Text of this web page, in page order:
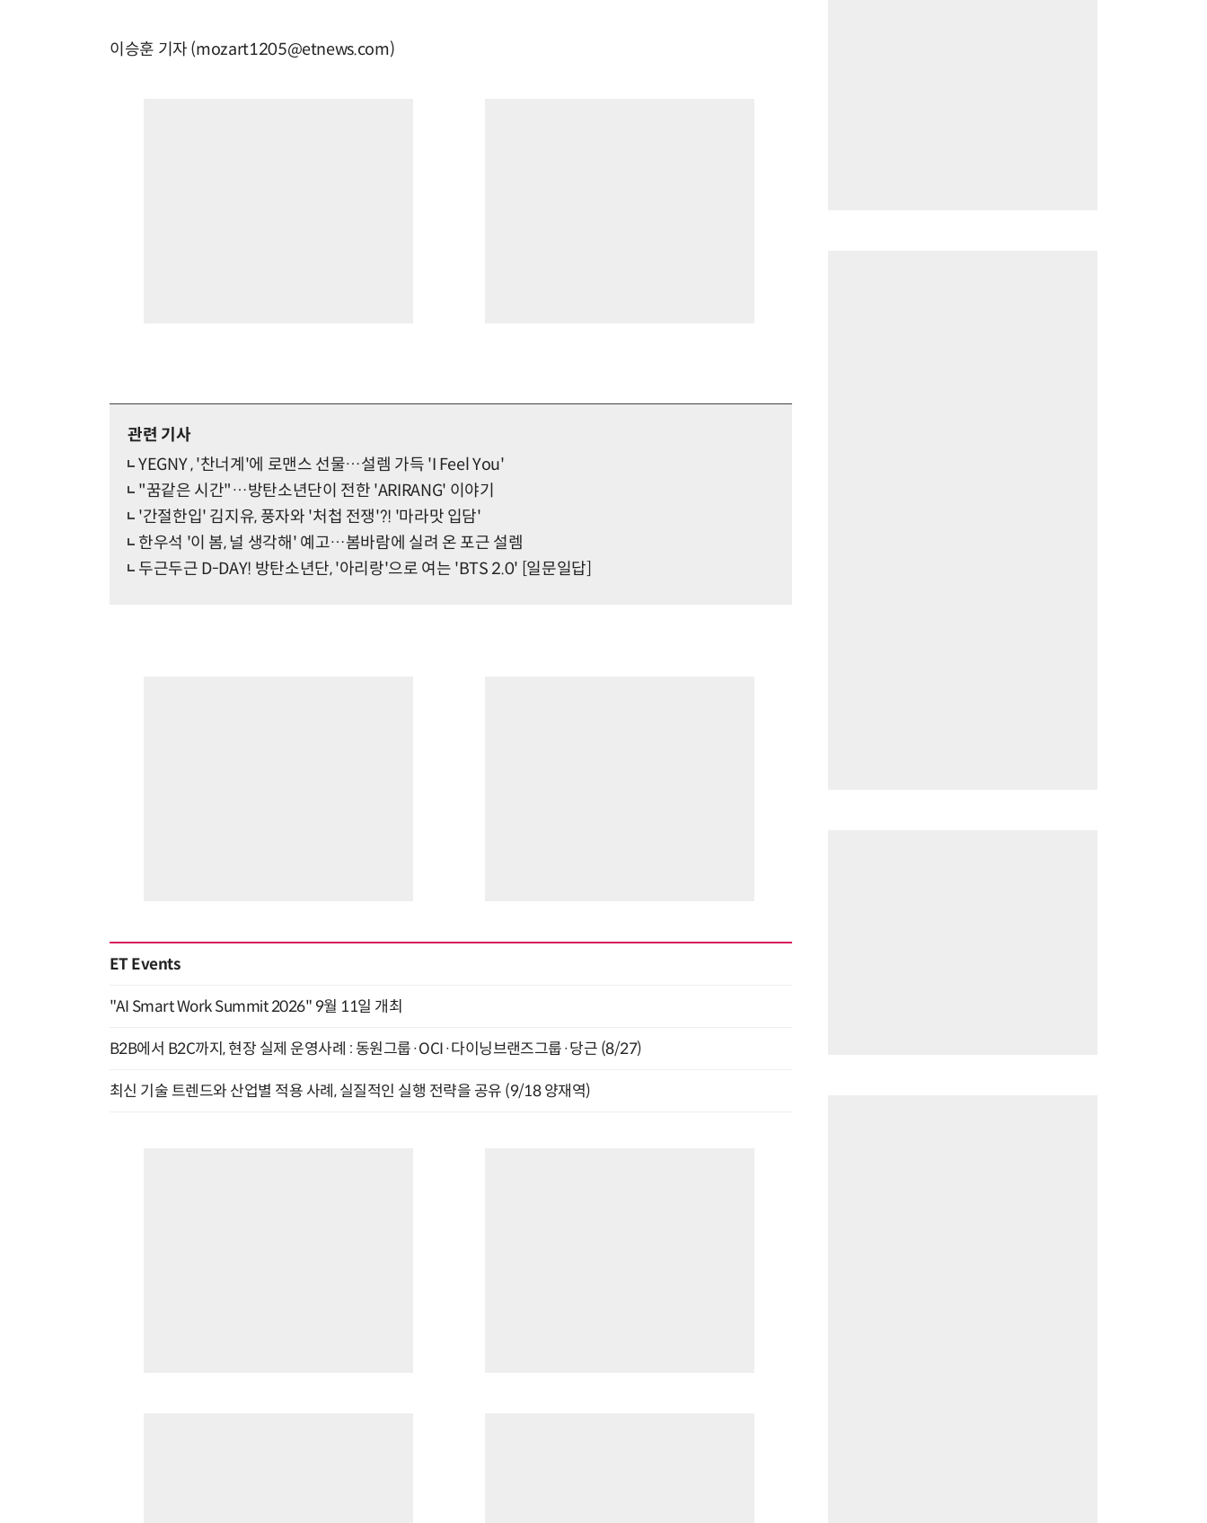
이승훈 기자 (mozart1205@etnews.com)
관련 기사
YEGNY , '찬너계'에 로맨스 선물…설렘 가득 'I Feel You'
"꿈같은 시간"…방탄소년단이 전한 'ARIRANG' 이야기
'간절한입' 김지유, 풍자와 '처첩 전쟁'?! '마라맛 입담'
한우석 '이 봄, 널 생각해' 예고…봄바람에 실려 온 포근 설렘
두근두근 D-DAY! 방탄소년단, '아리랑'으로 여는 'BTS 2.0' [일문일답]
ET Events
"AI Smart Work Summit 2026" 9월 11일 개최
B2B에서 B2C까지, 현장 실제 운영사례 : 동원그룹·OCI·다이닝브랜즈그룹·당근 (8/27)
최신 기술 트렌드와 산업별 적용 사례, 실질적인 실행 전략을 공유 (9/18 양재역)